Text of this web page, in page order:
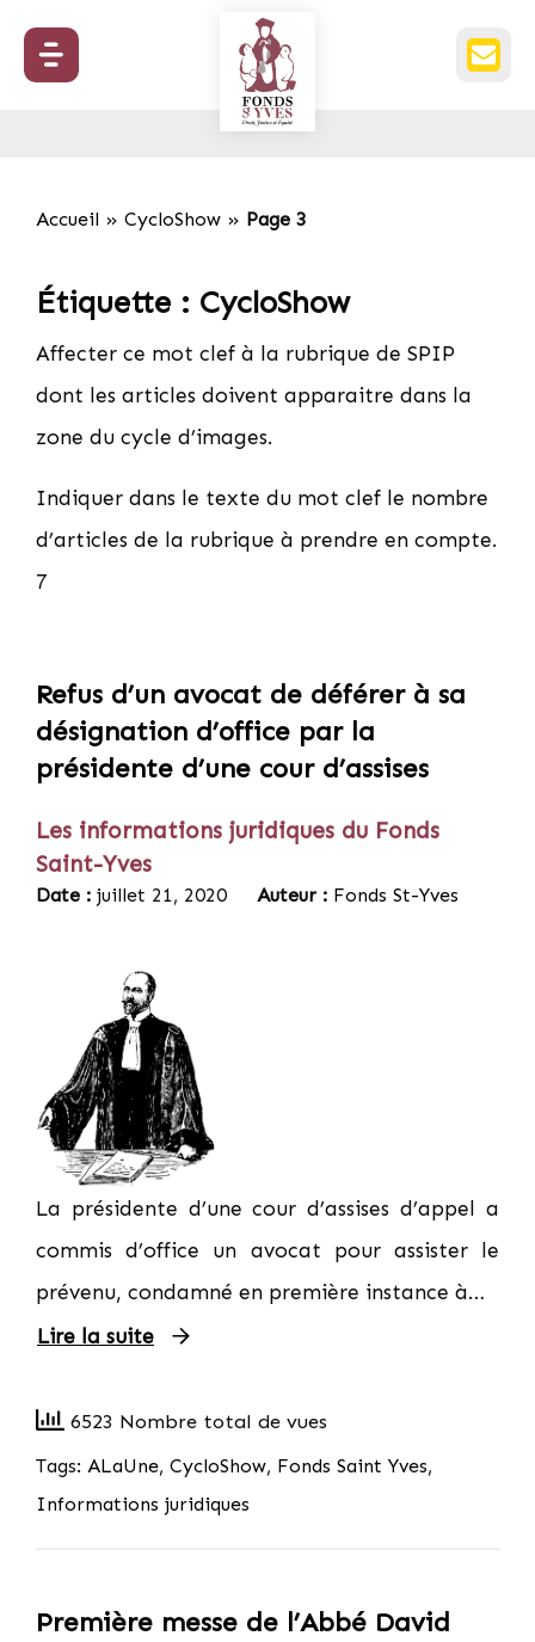
Accueil » CycloShow » Page 3
Étiquette : CycloShow
Affecter ce mot clef à la rubrique de SPIP
dont les articles doivent apparaitre dans la
zone du cycle d’images.
Indiquer dans le texte du mot clef le nombre
d’articles de la rubrique à prendre en compte.
7
Refus d’un avocat de déférer à sa
désignation d’office par la
présidente d’une cour d’assises
Les informations juridiques du Fonds
Saint-Yves
Date : juillet 21, 2020 Auteur : Fonds St-Yves
La présidente d’une cour d’assises d’appel a
commis d’office un avocat pour assister le
prévenu, condamné en première instance à…
Lire la suite
6523 Nombre total de vues
Tags: ALaUne, CycloShow, Fonds Saint Yves,
Informations juridiques
Première messe de l’Abbé David